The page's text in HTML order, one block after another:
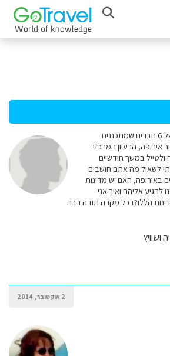
שלום לכולם,אנחנו חבורה של 6 חברים שמתכננים
אירופה, הרעיון המרכזי
ולטייל במשך חודשיים
לשאול מה אתם חושבים
באירופה, האם יש מדינות
להגיע אליהם ואיך אני
הללו?בכל מקרה תודה רבה
ושוויץ
2 אוקטובר, 2014